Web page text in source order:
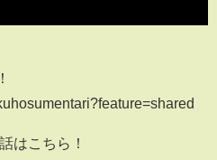
はこちら！